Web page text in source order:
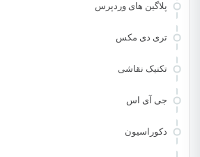
پلاگین های وردپرس
تری دی مکس
تکنیک نقاشی
جی آی اس
دکوراسیون